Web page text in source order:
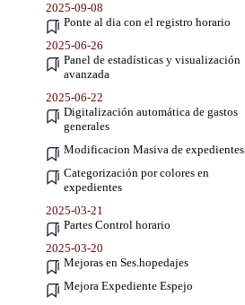
2025-09-08
Ponte al dia con el registro horario
2025-06-26
Panel de estadísticas y visualización
avanzada
2025-06-22
Digitalización automática de gastos
generales
Modificacion Masiva de expedientes
Categorización por colores en
expedientes
2025-03-21
Partes Control horario
2025-03-20
Mejoras en Ses.hopedajes
Mejora Expediente Espejo